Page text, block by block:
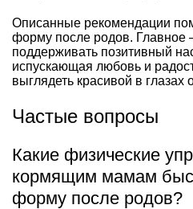
Описанные рекомендации
форму после родов. Главное
поддерживать позитивный
испускающая любовь и
выглядеть красивой в
Частые вопросы
Какие физические
кормящим мамам
форму после родов?